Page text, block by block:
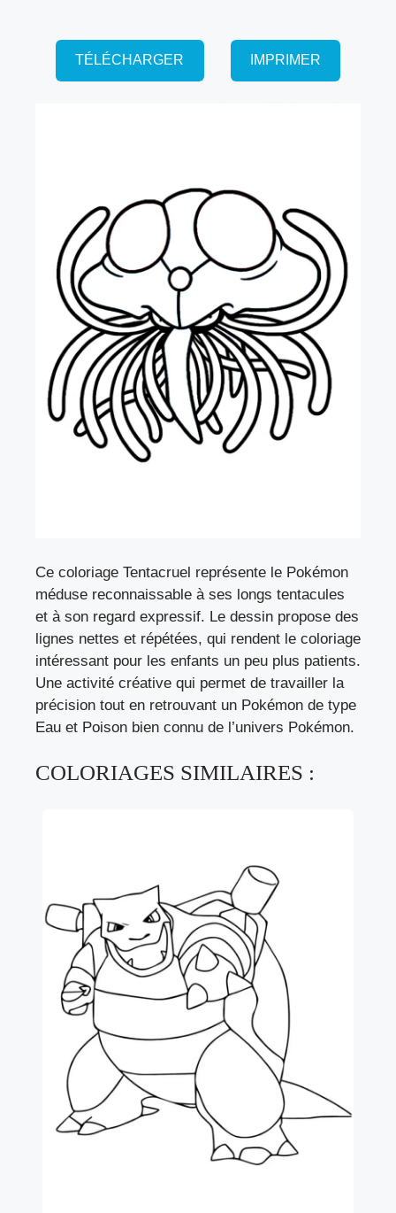
TÉLÉCHARGER IMPRIMER
Ce coloriage Tentacruel représente le Pokémon
méduse reconnaissable à ses longs tentacules
et à son regard expressif. Le dessin propose des
lignes nettes et répétées, qui rendent le coloriage
intéressant pour les enfants un peu plus patients.
Une activité créative qui permet de travailler la
précision tout en retrouvant un Pokémon de type
Eau et Poison bien connu de l’univers Pokémon.
COLORIAGES SIMILAIRES :